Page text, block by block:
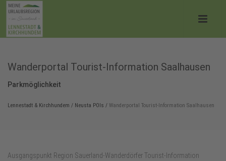
Wanderportal Tourist-Information Saalhausen
Parkmöglichkeit
Lennestadt & Kirchhundem / Neusta POIs / Wanderportal Tourist-Information Saalhausen
Ausgangspunkt Region Sauerland-Wanderdörfer Tourist-Information